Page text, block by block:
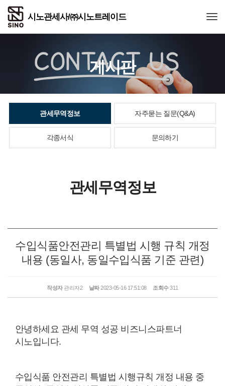
게시판
관세무역정보 자주묻는 질문(Q&A)
각종서식 문의하기
관세무역정보
수입식품안전관리 특별법 시행 규칙 개정
내용 (동일사, 동일수입식품 기준 관련)
작성자관리자2 날짜2023-05-16 17:51:08 조회수311
안녕하세요 관세 무역 성공 비즈니스파트너
시노입니다.
수입식품 안전관리 특별법 시행규칙 개정 내용 중